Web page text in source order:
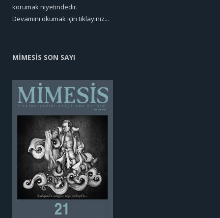
korumak niyetindedir.
Devamını okumak için tıklayınız...
MİMESİS SON SAYI